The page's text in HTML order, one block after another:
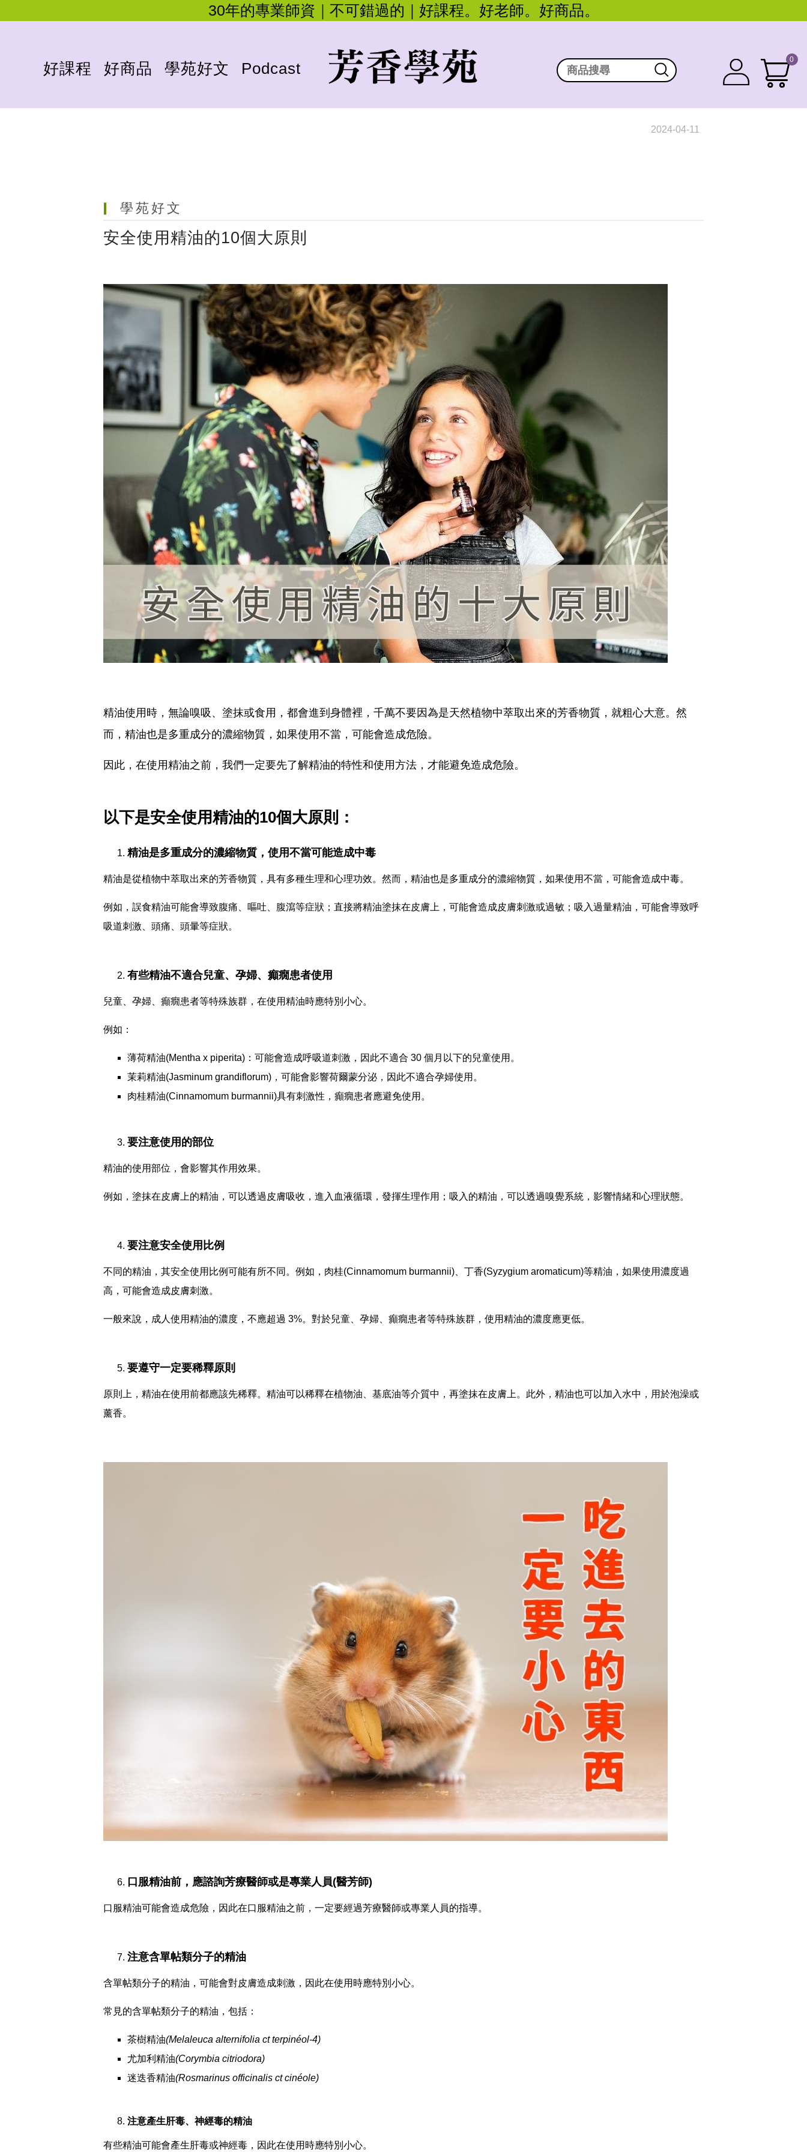
30年的專業師資｜不可錯過的｜好課程。好老師。好商品。
0
好課程 好商品 學苑好文 Podcast
學苑好文
安全使用精油的10個大原則
精油使用時，無論嗅吸、塗抹或食用，都會進到身體裡，千萬不要因為是天然植物中萃取出來的芳香物質，就粗心大意。然
而，精油也是多重成分的濃縮物質，如果使用不當，可能會造成危險。
因此，在使用精油之前，我們一定要先了解精油的特性和使用方法，才能避免造成危險。
以下是安全使用精油的10個大原則：
精油是多重成分的濃縮物質，使用不當可能造成中毒
精油是從植物中萃取出來的芳香物質，具有多種生理和心理功效。然而，精油也是多重成分的濃縮物質，如果使用不當，可能會造成中毒。
例如，誤食精油可能會導致腹痛、嘔吐、腹瀉等症狀；直接將精油塗抹在皮膚上，可能會造成皮膚刺激或過敏；吸入過量精油，可能會導致呼
吸道刺激、頭痛、頭暈等症狀。
有些精油不適合兒童、孕婦、癲癇患者使用
兒童、孕婦、癲癇患者等特殊族群，在使用精油時應特別小心。
例如：
薄荷精油(Mentha x piperita)：可能會造成呼吸道刺激，因此不適合 30 個月以下的兒童使用。
茉莉精油(Jasminum grandiflorum)，可能會影響荷爾蒙分泌，因此不適合孕婦使用。
肉桂精油(Cinnamomum burmannii)具有刺激性，癲癇患者應避免使用。
要注意使用的部位
精油的使用部位，會影響其作用效果。
例如，塗抹在皮膚上的精油，可以透過皮膚吸收，進入血液循環，發揮生理作用；吸入的精油，可以透過嗅覺系統，影響情緒和心理狀態。
要注意安全使用比例
不同的精油，其安全使用比例可能有所不同。例如，肉桂(Cinnamomum burmannii)、丁香(Syzygium aromaticum)等精油，如果使用濃度過
高，可能會造成皮膚刺激。
一般來說，成人使用精油的濃度，不應超過 3%。對於兒童、孕婦、癲癇患者等特殊族群，使用精油的濃度應更低。
要遵守一定要稀釋原則
原則上，精油在使用前都應該先稀釋。精油可以稀釋在植物油、基底油等介質中，再塗抹在皮膚上。此外，精油也可以加入水中，用於泡澡或
薰香。
口服精油前，應諮詢芳療醫師或是專業人員(醫芳師)
口服精油可能會造成危險，因此在口服精油之前，一定要經過芳療醫師或專業人員的指導。
注意含單帖類分子的精油
含單帖類分子的精油，可能會對皮膚造成刺激，因此在使用時應特別小心。
常見的含單帖類分子的精油，包括：
茶樹精油(Melaleuca alternifolia ct terpinéol-4)
尤加利精油(Corymbia citriodora)
迷迭香精油(Rosmarinus officinalis ct cinéole)
注意產生肝毒、神經毒的精油
有些精油可能會產生肝毒或神經毒，因此在使用時應特別小心。
2024-04-11